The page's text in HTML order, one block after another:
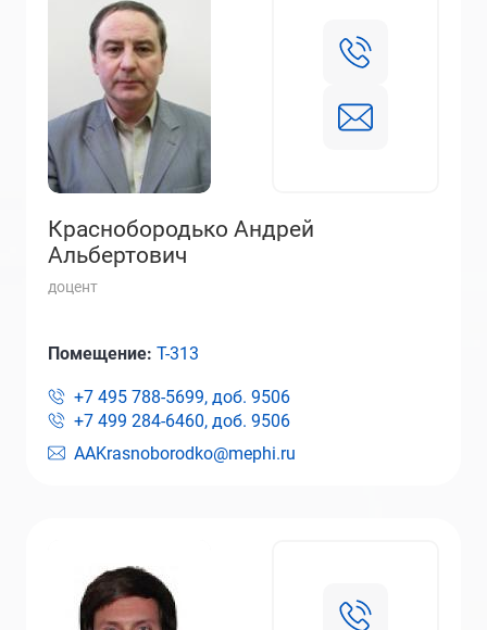
Краснобородько Андрей
Альбертович
доцент
AAKrasnoborodko@mephi.ru
Помещение: Т-313
+7 495 788-5699, доб. 9506
+7 499 284-6460, доб. 9506